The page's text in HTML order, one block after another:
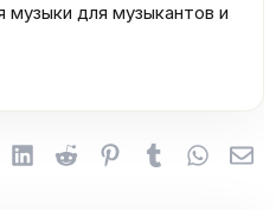
музыки для музыкантов и
LinkedInReddit Pinterest
Tumblr